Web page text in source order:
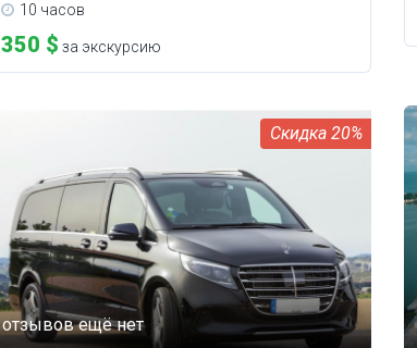
10 часов
350 $ за экскурсию
20%